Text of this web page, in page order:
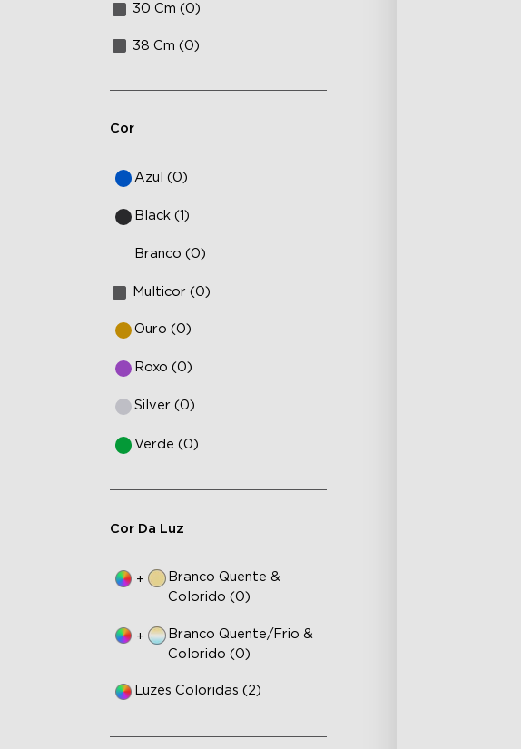
30 Cm (0)
38 Cm (0)
Cor
Azul (0)
Black (1)
Branco (0)
Multicor (0)
Ouro (0)
Roxo (0)
Silver (0)
Verde (0)
Cor Da Luz
+
Branco Quente &
Colorido (0)
+
Branco Quente/Frio &
Colorido (0)
Luzes Coloridas (2)